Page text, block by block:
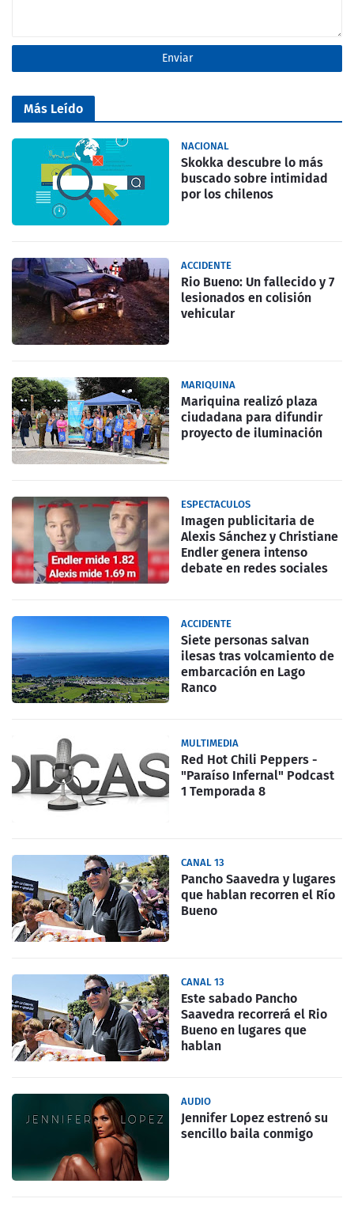
Más Leído
NACIONAL
Skokka descubre lo más
buscado sobre intimidad
por los chilenos
ACCIDENTE
Rio Bueno: Un fallecido y 7
lesionados en colisión
vehicular
MARIQUINA
Mariquina realizó plaza
ciudadana para difundir
proyecto de iluminación
ESPECTACULOS
Imagen publicitaria de
Alexis Sánchez y Christiane
Endler genera intenso
debate en redes sociales
ACCIDENTE
Siete personas salvan
ilesas tras volcamiento de
embarcación en Lago
Ranco
MULTIMEDIA
Red Hot Chili Peppers -
"Paraíso Infernal" Podcast
1 Temporada 8
CANAL 13
Pancho Saavedra y lugares
que hablan recorren el Río
Bueno
CANAL 13
Este sabado Pancho
Saavedra recorrerá el Rio
Bueno en lugares que
hablan
AUDIO
Jennifer Lopez estrenó su
sencillo baila conmigo